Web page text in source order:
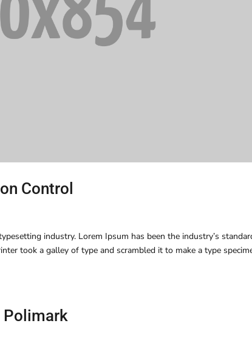
Control
industry. Lorem Ipsum has been the industry’s
took a galley of type and scrambled it to make a type
Polimark